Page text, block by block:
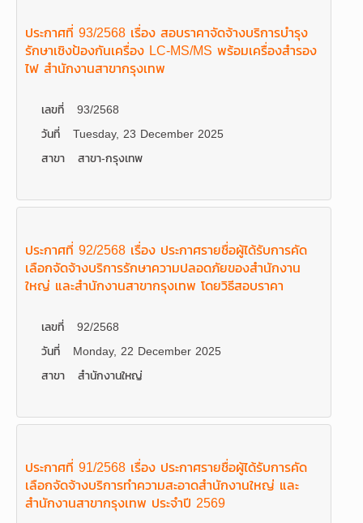
ประกาศที่ 93/2568 เรื่อง สอบราคาจัดจ้างบริการบำรุง
รักษาเชิงป้องกันเครื่อง LC-MS/MS พร้อมเครื่องสำรอง
ไฟ สำนักงานสาขากรุงเทพ
เลขที่
93/2568
วันที่
Tuesday, 23 December 2025
สาขา
สาขา-กรุงเทพ
ประกาศที่ 92/2568 เรื่อง ประกาศรายชื่อผู้ได้รับการคัด
เลือกจัดจ้างบริการรักษาความปลอดภัยของสำนักงาน
ใหญ่ และสำนักงานสาขากรุงเทพ โดยวิธีสอบราคา
เลขที่
92/2568
วันที่
Monday, 22 December 2025
สาขา
สำนักงานใหญ่
ประกาศที่ 91/2568 เรื่อง ประกาศรายชื่อผู้ได้รับการคัด
เลือกจัดจ้างบริการทำความสะอาดสำนักงานใหญ่ และ
สำนักงานสาขากรุงเทพ ประจำปี 2569